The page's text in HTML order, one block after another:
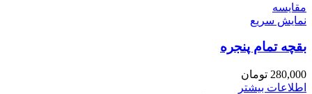
مقايسه
نمایش سریع
بقچه تمام پنجره
280,000 تومان
اطلاعات بیشتر